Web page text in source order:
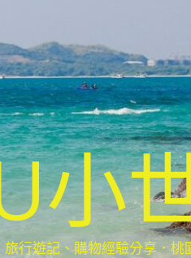
小
行遊記、購物經驗分享．